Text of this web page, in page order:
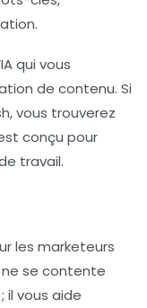
qui vous
de contenu. Si
vous trouverez
conçu pour
travail.
les marketeurs
se contente
; il vous aide